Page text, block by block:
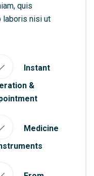
quis
laboris nisi ut
Instant
&
Medicine